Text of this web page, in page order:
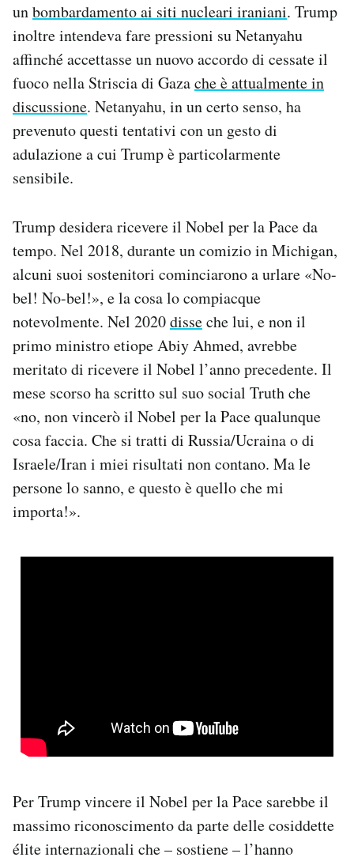
unbombardamento ai siti nucleari iraniani. Trump
inoltre intendeva fare pressioni su Netanyahu
affinché accettasse un nuovo accordo di cessate il
fuoco nella Striscia di Gazache è attualmente in
discussione. Netanyahu, in un certo senso, ha
prevenuto questi tentativi con un gesto di
adulazione a cui Trump è particolarmente
sensibile.
Trump desidera ricevere il Nobel per la Pace da
tempo. Nel 2018, durante un comizio in Michigan,
alcuni suoi sostenitori cominciarono a urlare «No-
bel! No-bel!», e la cosa lo compiacque
notevolmente. Nel 2020disseche lui, e non il
primo ministro etiope Abiy Ahmed, avrebbe
meritato di ricevere il Nobel l’anno precedente. Il
mese scorso ha scritto sul suo social Truth che
«no, non vincerò il Nobel per la Pace qualunque
cosa faccia. Che si tratti di Russia/Ucraina o di
Israele/Iran i miei risultati non contano. Ma le
persone lo sanno, e questo è quello che mi
importa!».
Per Trump vincere il Nobel per la Pace sarebbe il
massimo riconoscimento da parte delle cosiddette
élite internazionali che – sostiene – l’hanno